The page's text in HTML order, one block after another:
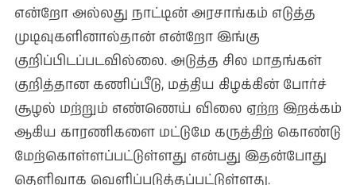
என்றோ அல்லது நாட்டின் அரசாங்கம் எடுத்த
முடிவுகளினால்தான் என்றோ இங்கு
குறிப்பிடப்படவில்லை. அடுத்த சில மாதங்கள்
குறித்தான கணிப்பீடு, மத்திய கிழக்கின் போர்ச்
சூழல் மற்றும் எண்ணெய் விலை ஏற்ற இறக்கம்
ஆகிய காரணிகளை மட்டுமே கருத்திற் கொண்டு
மேற்கொள்ளப்பட்டுள்ளது என்பது இதன்போது
தெளிவாக வெளிப்படுத்தப்பட்டுள்ளது.